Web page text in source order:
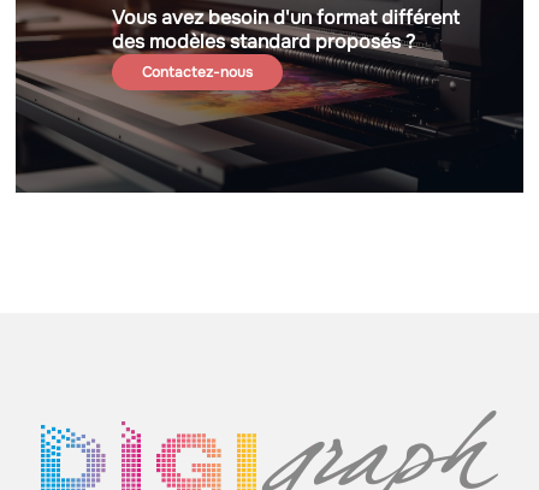
Vous avez besoin d'un format différent
des modèles standard proposés ?
Contactez-nous